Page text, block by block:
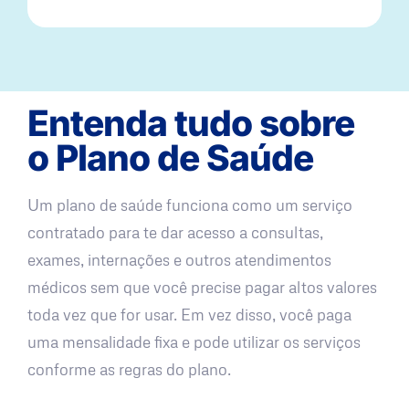
Entenda tudo sobre
o Plano de Saúde
Um plano de saúde funciona como um serviço
contratado para te dar acesso a consultas,
exames, internações e outros atendimentos
médicos sem que você precise pagar altos valores
toda vez que for usar. Em vez disso, você paga
uma mensalidade fixa e pode utilizar os serviços
conforme as regras do plano.